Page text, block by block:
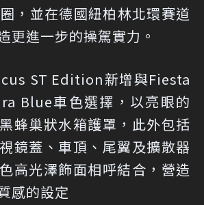
，並在德國紐柏林北環賽道
更進一步的操駕實力。
ST Edition新增與Fiesta
Blue車色選擇，以亮眼的
蜂巢狀水箱護罩，此外包括
鏡蓋、車頂、尾翼及擴散器
高光澤飾面相呼結合，營造
感的設定